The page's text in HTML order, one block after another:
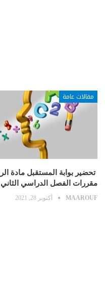
مقالات عامة
مقررات الفصل الدراسي الثاني
MAAROUF أكتوبر 28, 2021